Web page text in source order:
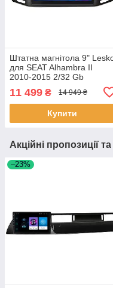
Штатна магнітола 9"
для SEAT Alhambra II
2010-2015 2/32 Gb
Prime Сіат 5 шт.
11 499 ₴ 14 949 ₴
Купити
Акційні пропозиції
–23%